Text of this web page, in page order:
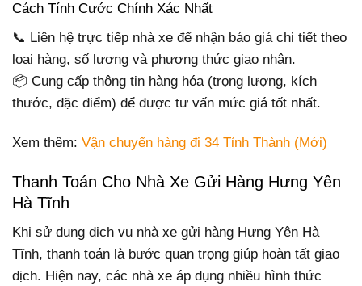
Cách Tính Cước Chính Xác Nhất
📞 Liên hệ trực tiếp nhà xe để nhận báo giá chi tiết theo
loại hàng, số lượng và phương thức giao nhận.
📦 Cung cấp thông tin hàng hóa (trọng lượng, kích
thước, đặc điểm) để được tư vấn mức giá tốt nhất.
Xem thêm: Vận chuyển hàng đi 34 Tỉnh Thành (Mới)
Thanh Toán Cho Nhà Xe Gửi Hàng Hưng Yên
Hà Tĩnh
Khi sử dụng dịch vụ nhà xe gửi hàng Hưng Yên Hà
Tĩnh, thanh toán là bước quan trọng giúp hoàn tất giao
dịch. Hiện nay, các nhà xe áp dụng nhiều hình thức